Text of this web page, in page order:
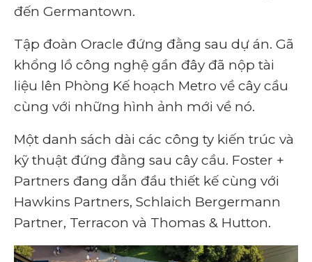
đến Germantown.
Tập đoàn Oracle đứng đằng sau dự án. Gã
khổng lồ công nghệ gần đây đã nộp tài
liệu lên Phòng Kế hoạch Metro về cây cầu
cùng với những hình ảnh mới về nó.
Một danh sách dài các công ty kiến ​​trúc và
kỹ thuật đứng đằng sau cây cầu. Foster +
Partners đang dẫn đầu thiết kế cùng với
Hawkins Partners, Schlaich Bergermann
Partner, Terracon và Thomas & Hutton.